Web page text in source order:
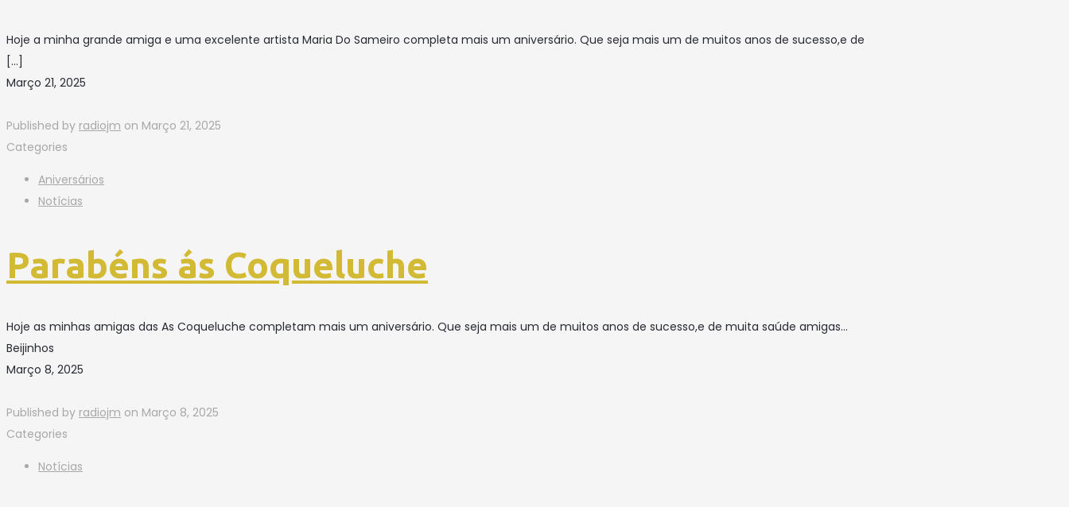
Hoje a minha grande amiga e uma excelente artista Maria Do Sameiro completa mais um aniversário. Que seja mais um de muitos anos de sucesso,e de
[…]
Março 21, 2025
Published by radiojm on Março 21, 2025
Categories
Aniversários
Notícias
Parabéns ás Coqueluche
Hoje as minhas amigas das As Coqueluche completam mais um aniversário. Que seja mais um de muitos anos de sucesso,e de muita saúde amigas…
Beijinhos
Março 8, 2025
Published by radiojm on Março 8, 2025
Categories
Notícias